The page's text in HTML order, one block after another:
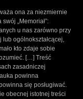
ona za niezmiernie
„Memoriał”:
u nas zarówno przy
lub ogólnokształcącej,
kto zdaje sobie
[…] Treść
zasadniczej
powinna
się posługiwać.
obecnej istotnej treści